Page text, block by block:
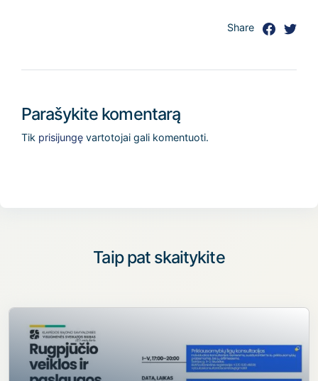
Share
Parašykite komentarą
Tik prisijungęvartotojai gali komentuoti.
Taip pat skaitykite